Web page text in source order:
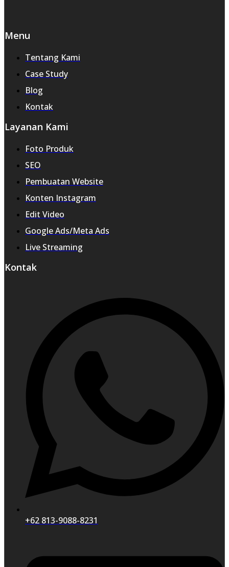
Menu
Tentang Kami
Case Study
Blog
Kontak
Layanan Kami
Foto Produk
SEO
Pembuatan Website
Konten Instagram
Edit Video
Google Ads/Meta Ads
Live Streaming
Kontak
+62 813-9088-8231